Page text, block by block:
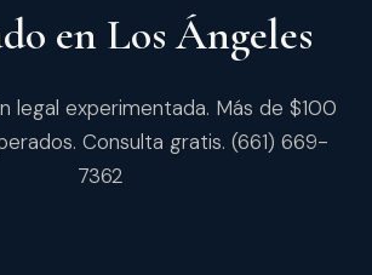
en Los Ángeles
legal experimentada. Más de $100
Consulta gratis. (661) 669-
7362